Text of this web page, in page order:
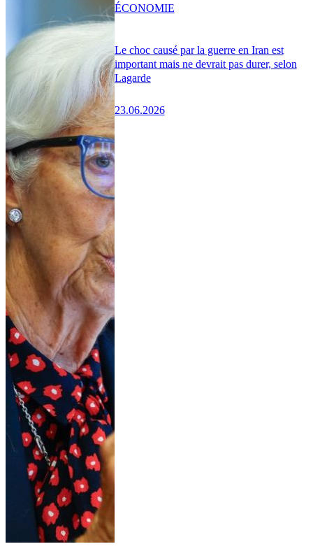
Le choc causé par la guerre en Iran est
important mais ne devrait pas durer, selon
Lagarde
23.06.2026
ÉCONOMIE